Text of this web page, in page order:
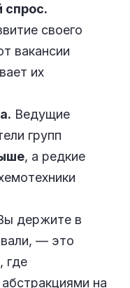
спрос.
своего
вакансии
их
Ведущие
групп
, а редкие
держите в
— это
где
на